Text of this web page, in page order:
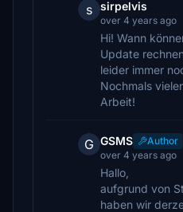
s sirpelvis
over 4 years ago
Hi! Wann
Update
leider immer
Nochmals
Arbeit!
G GSMS
Author
over 4 years ago
Hallo,
aufgrund von
haben wir